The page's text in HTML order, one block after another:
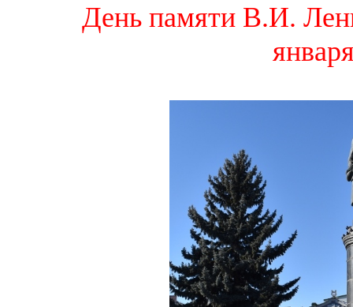
День памяти В.И.